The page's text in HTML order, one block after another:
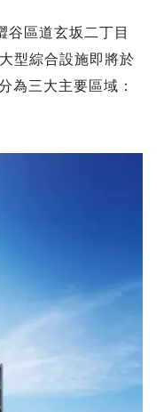
谷區道玄坂二丁目
型綜合設施即將於
為三大主要區域：